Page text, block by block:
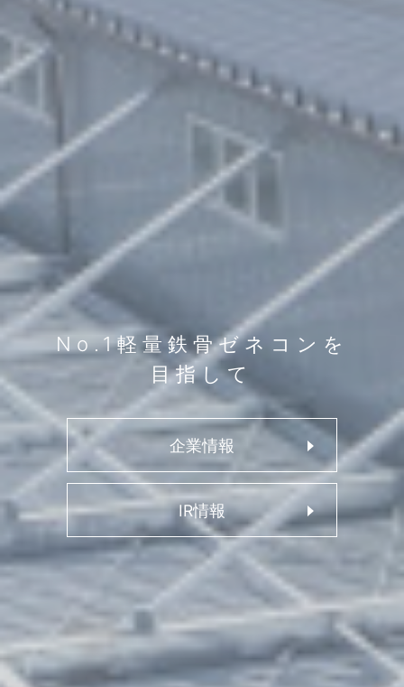
No.1軽量鉄骨ゼネコンを
目指して
企業情報
IR情報